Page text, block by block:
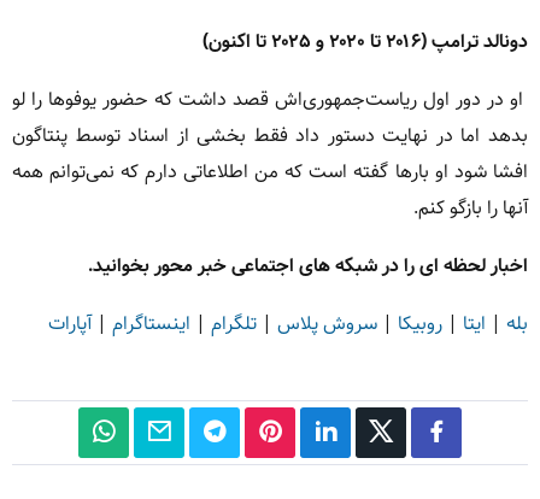
دونالد ترامپ (۲۰۱۶ تا ۲۰۲۰ و ۲۰۲۵ تا اکنون)
او در دور اول ریاست‌جمهوری‌اش قصد داشت که حضور یوفوها را لو
بدهد اما در نهایت دستور داد فقط بخشی از اسناد توسط پنتاگون
افشا شود او بارها گفته است که من اطلاعاتی دارم که نمی‌توانم همه
آنها را بازگو کنم.
اخبار لحظه ای را در شبکه های اجتماعی خبر محور بخوانید.
بله | ایتا | روبیکا | سروش پلاس | تلگرام | اینستاگرام |آپارات